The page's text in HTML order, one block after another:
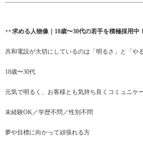
求める人物像｜18歳〜30代の若手を積極採用中！
共和電設が大切にしているのは「明るさ」と「やる
18歳〜30代
元気で明るく、お客様とも気持ち良くコミュニケ
未経験OK／学歴不問／性別不問
夢や目標に向かって頑張れる方